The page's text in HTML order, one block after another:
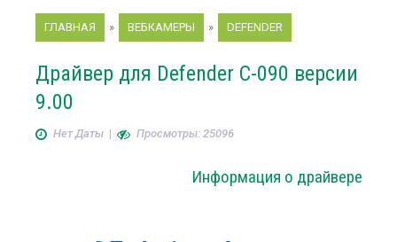
ГЛАВНАЯ » ВЕБКАМЕРЫ » DEFENDER
Драйвер для Defender C-090 версии
9.00
Нет Даты| Просмотры: 25096
Информация о драйвере